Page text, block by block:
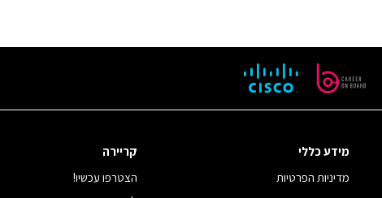
מידע כללי
מדיניות הפרטיות
קריירה
הצטרפו עכשיו!